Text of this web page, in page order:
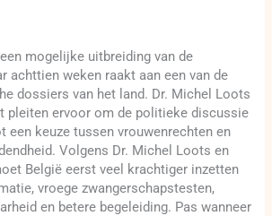
mogelijke uitbreiding van de
achttien weken raakt aan een van de
dossiers van het land. Dr. Michel Loots
pleiten ervoor om de politieke discussie
een keuze tussen vrouwenrechten en
Volgens Dr. Michel Loots en
België eerst veel krachtiger inzetten
vroege zwangerschapstesten,
en betere begeleiding. Pas wanneer